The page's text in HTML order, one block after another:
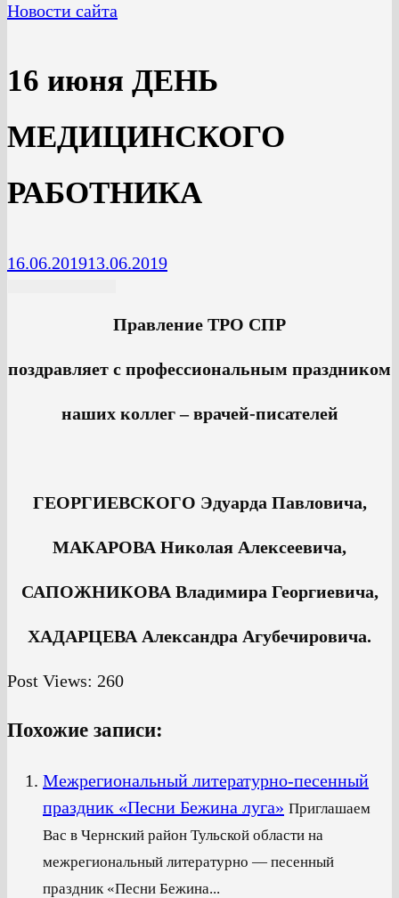
Новости сайта
16 июня ДЕНЬ
МЕДИЦИНСКОГО
РАБОТНИКА
16.06.201913.06.2019
Правление ТРО СПР
поздравляет с профессиональным праздником
наших коллег – врачей-писателей
ГЕОРГИЕВСКОГО Эдуарда Павловича,
МАКАРОВА Николая Алексеевича,
САПОЖНИКОВА Владимира Георгиевича,
ХАДАРЦЕВА Александра Агубечировича.
Post Views: 260
Похожие записи:
Межрегиональный литературно-песенный
праздник «Песни Бежина луга» Приглашаем
Вас в Чернский район Тульской области на
межрегиональный литературно — песенный
праздник «Песни Бежина...